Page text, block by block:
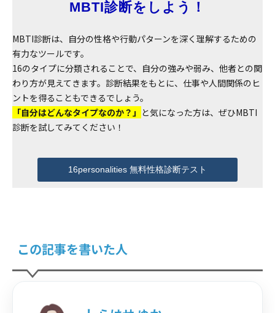
MBTI診断をしよう！
MBTI診断は、自分の性格や行動パターンを深く理解するための
有力なツールです。
16のタイプに分類されることで、自分の強みや弱み、他者との関
わり方が見えてきます。診断結果をもとに、仕事や人間関係のヒ
ントを得ることもできるでしょう。
「自分はどんなタイプなのか？」 と気になった方は、ぜひMBTI
診断を試してみてください！
16personalities 無料性格診断テスト
この記事を書いた人